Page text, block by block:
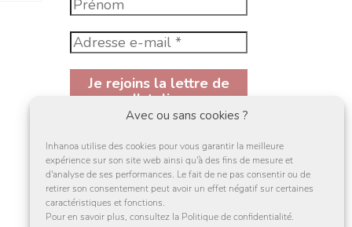
Avec ou sans cookies ?
Inhanoa utilise des cookies pour vous garantir la meilleure
expérience sur son site web ainsi qu'à des fins de mesure et
d'analyse de ses performances. Le fait de ne pas consentir ou de
retirer son consentement peut avoir un effet négatif sur certaines
caractéristiques et fonctions.
Pour en savoir plus, consultez la Politique de confidentialité.
vous acceptez de recevoir des mail et
des offres de la par d'Inhanoa ainsi
que sa politique de confidentialité
J'accepte